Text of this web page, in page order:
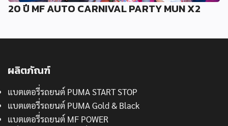
20 ปี MF AUTO CARNIVAL PARTY MUN X2
ผลิตภัณฑ์
แบตเตอรี่รถยนต์ PUMA START STOP
แบตเตอรี่รถยนต์ PUMA Gold & Black
แบตเตอรี่รถยนต์ MF POWER